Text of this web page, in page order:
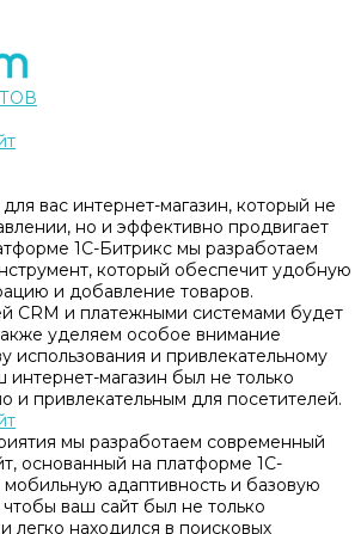
вас интернет-магазин, который не
но и эффективно продвигает
1С-Битрикс мы разработаем
который обеспечит удобную
и добавление товаров.
CRM и платежными системами будет
уделяем особое внимание
использования и привлекательному
интернет-магазин был не только
и привлекательным для посетителей.
мы разработаем современный
основанный на платформе 1С-
адаптивность и базовую
ваш сайт был не только
легко находился в поисковых